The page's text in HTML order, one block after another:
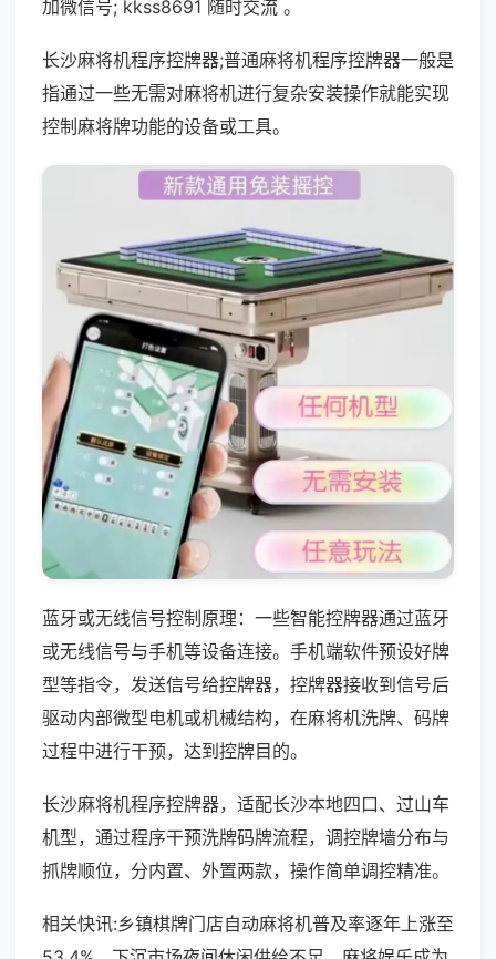
加微信号; kkss8691 随时交流 。
长沙麻将机程序控牌器;普通麻将机程序控牌器一般是
指通过一些无需对麻将机进行复杂安装操作就能实现
控制麻将牌功能的设备或工具。
蓝牙或无线信号控制原理：一些智能控牌器通过蓝牙
或无线信号与手机等设备连接。手机端软件预设好牌
型等指令，发送信号给控牌器，控牌器接收到信号后
驱动内部微型电机或机械结构，在麻将机洗牌、码牌
过程中进行干预，达到控牌目的。
长沙麻将机程序控牌器，适配长沙本地四口、过山车
机型，通过程序干预洗牌码牌流程，调控牌墙分布与
抓牌顺位，分内置、外置两款，操作简单调控精准。
相关快讯:乡镇棋牌门店自动麻将机普及率逐年上涨至